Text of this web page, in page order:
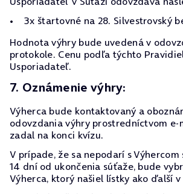
3x štartovné na 28. Silvestrovský
Hodnota výhry bude uvedená v
protokole. Cenu podľa týchto
Usporiadateľ.
7. Oznámenie výhry:
Výherca bude kontaktovaný a
odovzdania výhry prostredníctvom e-
zadal na konci kvízu.
V prípade, že sa nepodarí s
14 dní od ukončenia súťaže, bude
Výherca, ktorý našiel lístky ako ďalší